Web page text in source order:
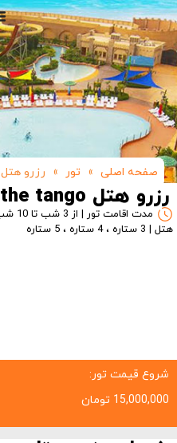
صفحه اصلی » تور » رزرو هتل the tango استانبول
رزرو هتل the tango استانبول
مدت اقامت تور | از 3 شب تا 10 شب
هتل | 3 ستاره ، 4 ستاره ، 5 ستاره
شروع قیمت تور:
15,000,000 تومان